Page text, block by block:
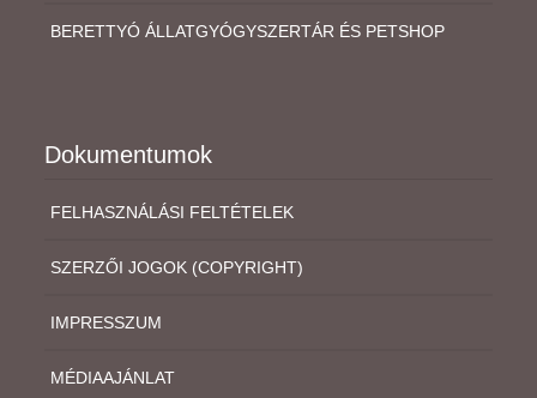
BERETTYÓ ÁLLATGYÓGYSZERTÁR ÉS PETSHOP
Dokumentumok
FELHASZNÁLÁSI FELTÉTELEK
SZERZŐI JOGOK (COPYRIGHT)
IMPRESSZUM
MÉDIAAJÁNLAT